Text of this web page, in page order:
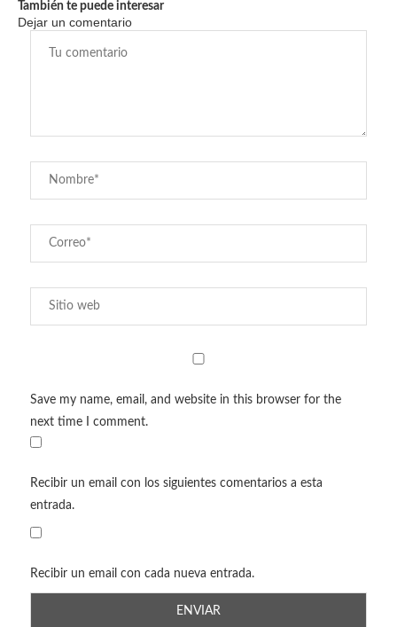
También te puede interesar
Dejar un comentario
Save my name, email, and website in this browser for the
next time I comment.
Recibir un email con los siguientes comentarios a esta
entrada.
Recibir un email con cada nueva entrada.